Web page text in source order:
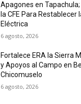
Apagones en
la CFE Para Restablecer
Eléctrica
6 agosto, 2026
Fortalece ERA la Sierra
y Apoyos al Campo en
Chicomuselo
6 agosto, 2026